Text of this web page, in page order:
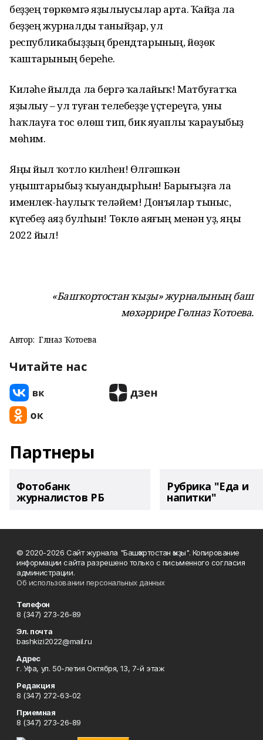
беҙҙең төркөмгә яҙылыусылар арта. Ҡайҙа ла
беҙҙең журналды таныйҙар, ул
республикабыҙҙың брендтарының, йөҙөк
ҡаштарының береһе.
Киләһе йылда ла бергә ҡалайыҡ! Матбуғатҡа
яҙылыу – ул туған телебеҙҙе үҫтереүгә, уны
һаҡлауға тос өлөш тип, бик яуаплы ҡарауыбыҙ
мөһим.
Яңы йыл ҡотло килһен! Өлгәшкән
уңыштарыбыҙ ҡыуандырһын! Барығыҙға ла
именлек-һаулыҡ теләйем! Донъялар тыныс,
күгебеҙ аяҙ булһын! Төклө аяғың менән уҙ, яңы
2022 йыл!
«Башҡортостан ҡыҙы» журналының баш
мөхәррире Гөлназ Ҡотоева.
Автор: Гөлназ Ҡотоева
Читайте нас
Партнеры
Фотобанк
журналистов РБ
Рубрика "Еда и
напитки"
© 2020-2026 Сайт журнала "Башҡортостан ҡыҙы". Копирование
информации сайта разрешено только с письменного согласия
администрации.
Об использовании персональных данных
Телефон
8 (347) 273-26-89
Эл. почта
bashkizi2022@mail.ru
Адрес
г. Уфа, ул. 50-летия Октября, 13, 7-й этаж
Редакция
8 (347) 272-63-02
Приемная
8 (347) 273-26-89